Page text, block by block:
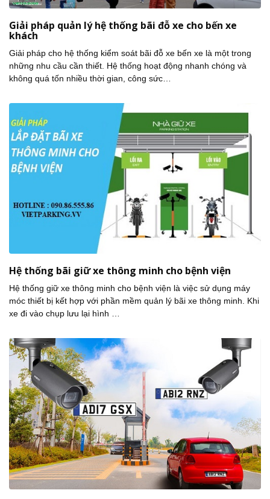
Giải pháp quản lý hệ thống bãi đỗ xe cho bến xe
khách
Giải pháp cho hệ thống kiểm soát bãi đỗ xe bến xe là một trong
những nhu cầu cần thiết. Hệ thống hoạt động nhanh chóng và
không quá tốn nhiều thời gian, công sức…
Hệ thống bãi giữ xe thông minh cho bệnh viện
Hệ thống giữ xe thông minh cho bệnh viện là việc sử dụng máy
móc thiết bị kết hợp với phần mềm quản lý bãi xe thông minh. Khi
xe đi vào chụp lưu lại hình …